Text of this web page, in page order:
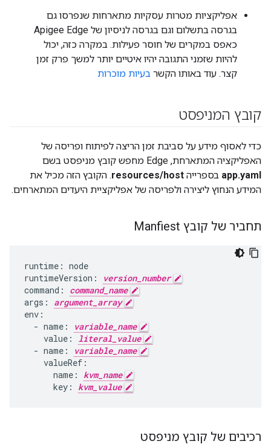
אפליקציות מטרות עסקיות מתארחות שנפרסו גם
בגרסה בתשלום וגם בגרסה לניסיון של Apigee Edge
כאפס במקרים של חוסר פעילות. במקרה כזה, יכול
להיות שזמני התגובה יהיו איטיים יותר למשך פרק זמן
קצר. עוד באותו הקשר בעיות מוכרות
קובץ המניפסט
כדי לאסוף מידע על סביבת זמן הריצה לפיתוח ופריסה של
האפליקציה המתארחת, Edge מחפש קובץ מניפסט בשם
app.yaml בספרייה resources/host. הקובץ הזה מכיל את
המידע הנחוץ ליצירה ולפריסה של אפליקציית היעדים המתארחים.
תחביר של קובץ Manfiest
runtime : node
runtimeVersion :
version_number
command :
command_name
args :
argument_array
env :
- name :
variable_name
value :
literal_value
- name :
variable_name
valueRef :
name :
kvm_name
key : kvm_value
רכיבים של קובץ מניפסט